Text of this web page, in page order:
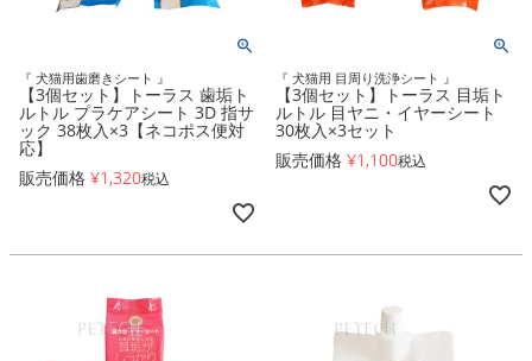
『 犬猫用歯磨きシート 』
【3個セット】トーラス 歯垢ト
ルトル プラケアシート 3D 指サ
ック 38枚入×3【ネコポス便対
応】
販売価格 ¥1,320税込
『 犬猫用 目周り洗浄シート 』
【3個セット】トーラス 目垢ト
ルトル 目ヤニ・イヤーシート
30枚入×3セット
販売価格 ¥1,100税込